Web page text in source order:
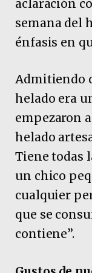
aclaración
semana del
énfasis en
Admitiendo
helado era
empezaron
helado
Tiene todas
un chico
cualquier
que se
contiene”.